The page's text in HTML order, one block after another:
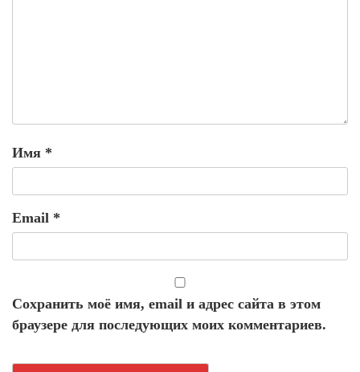
Имя *
Email *
Сохранить моё имя, email и адрес сайта в этом
браузере для последующих моих комментариев.